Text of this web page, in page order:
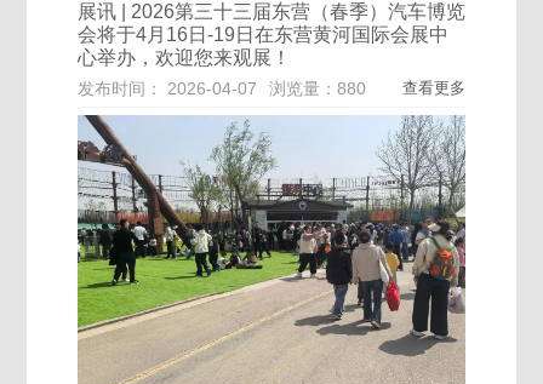
展讯 | 2026第三十三届东营（春季）汽车博览
会将于4月16日-19日在东营黄河国际会展中
心举办，欢迎您来观展！
发布时间： 2026-04-07 浏览量：880 查看更多